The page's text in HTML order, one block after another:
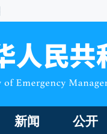
新闻 公开